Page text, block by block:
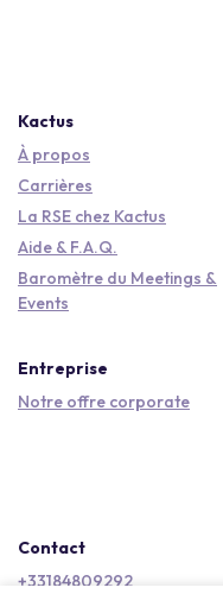
Kactus
À propos
Carrières
La RSE chez Kactus
Aide & F.A.Q.
Baromètre du Meetings &
Events
Entreprise
Notre offre corporate
Contact
+33184809292